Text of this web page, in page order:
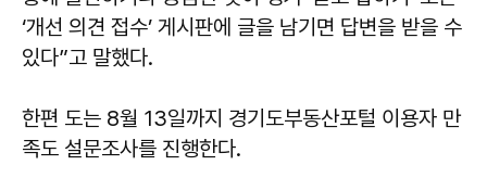
‘개선 의견 접수’ 게시판에 글을 남기면 답변을 받을 수
있다”고 말했다.
한편 도는 8월 13일까지 경기도부동산포털 이용자 만
족도 설문조사를 진행한다.